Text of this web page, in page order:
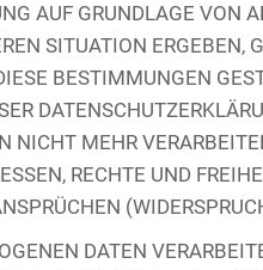
AUF GRUNDLAGE VON
SITUATION
BESTIMMUNGEN
NICHT MEHR
RECHTE UND
DATEN